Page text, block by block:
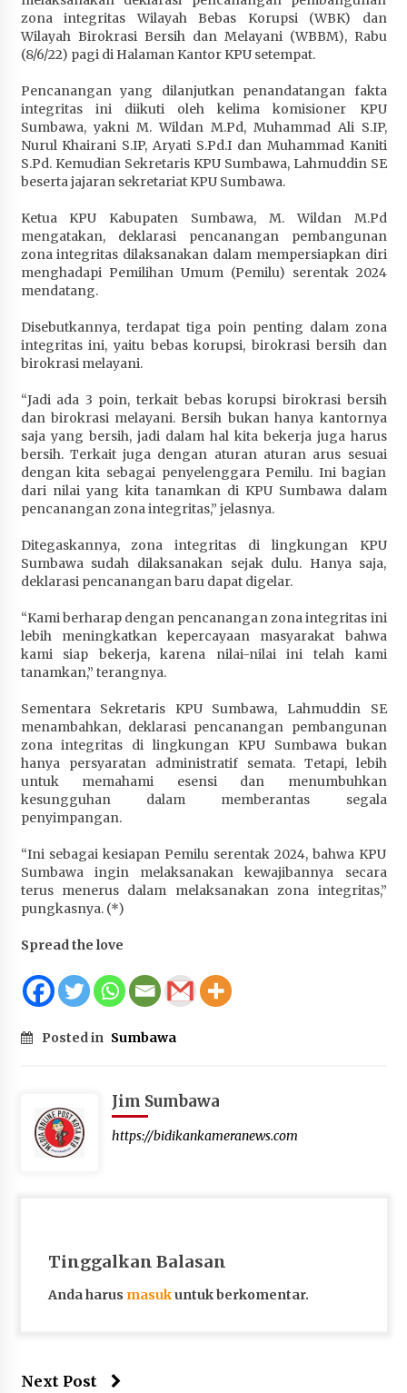
Penurunan Stunting di Sumbawa
4 minggu ago
Pandangan Fraksi – Fraksi DPRD Sumbawa
4 minggu ago
Bupati Sumbawa Lepas 487 Atlet dari Berbagai
Cabor yang Akan Berjuang pada PORPROV XII
NTB 2026
4 minggu ago
BAZNAS Kabupaten Sumbawa Salurkan Bantuan
Program 100 Mustahik Per Desa di Desa Teluk
Santong
Dosen UTS Siap Kembangkan Inovasi Lewat
Pelatihan PDPP 2026 Bali
Terapkan “Polantas Menyapa”, Satlantas Polres
Sumbawa Berupaya Wujudkan Pelayanan
Kepolisian yang Profesional
1 bulan ago
Capaian Program Pemerintah Kabupaten
Sumbawa Terus Dirasakan Masyarakat
1 bulan ago
zona integritas Wilayah Bebas Korupsi (WBK) dan
Wilayah Birokrasi Bersih dan Melayani (WBBM), Rabu
(8/6/22) pagi di Halaman Kantor KPU setempat.
Pencanangan yang dilanjutkan penandatangan fakta
integritas ini diikuti oleh kelima komisioner KPU
Sumbawa, yakni M. Wildan M.Pd, Muhammad Ali S.IP,
Nurul Khairani S.IP, Aryati S.Pd.I dan Muhammad Kaniti
S.Pd. Kemudian Sekretaris KPU Sumbawa, Lahmuddin SE
beserta jajaran sekretariat KPU Sumbawa.
Ketua KPU Kabupaten Sumbawa, M. Wildan M.Pd
mengatakan, deklarasi pencanangan pembangunan
zona integritas dilaksanakan dalam mempersiapkan diri
menghadapi Pemilihan Umum (Pemilu) serentak 2024
mendatang.
Disebutkannya, terdapat tiga poin penting dalam zona
integritas ini, yaitu bebas korupsi, birokrasi bersih dan
birokrasi melayani.
“Jadi ada 3 poin, terkait bebas korupsi birokrasi bersih
dan birokrasi melayani. Bersih bukan hanya kantornya
saja yang bersih, jadi dalam hal kita bekerja juga harus
bersih. Terkait juga dengan aturan aturan arus sesuai
dengan kita sebagai penyelenggara Pemilu. Ini bagian
dari nilai yang kita tanamkan di KPU Sumbawa dalam
pencanangan zona integritas,” jelasnya.
Ditegaskannya, zona integritas di lingkungan KPU
Sumbawa sudah dilaksanakan sejak dulu. Hanya saja,
deklarasi pencanangan baru dapat digelar.
“Kami berharap dengan pencanangan zona integritas ini
lebih meningkatkan kepercayaan masyarakat bahwa
kami siap bekerja, karena nilai-nilai ini telah kami
tanamkan,” terangnya.
Sementara Sekretaris KPU Sumbawa, Lahmuddin SE
menambahkan, deklarasi pencanangan pembangunan
zona integritas di lingkungan KPU Sumbawa bukan
hanya persyaratan administratif semata. Tetapi, lebih
untuk memahami esensi dan menumbuhkan
kesungguhan dalam memberantas segala
penyimpangan.
“Ini sebagai kesiapan Pemilu serentak 2024, bahwa KPU
Sumbawa ingin melaksanakan kewajibannya secara
terus menerus dalam melaksanakan zona integritas,”
pungkasnya. (*)
Spread the love
Posted in Sumbawa
Jim Sumbawa
https://bidikankameranews.com
Tinggalkan Balasan
Anda harus masukuntuk berkomentar.
Next Post